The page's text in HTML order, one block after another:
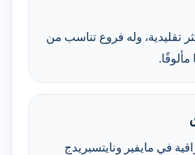
تقليدية، وله فروع تناسب من
مألوفًا.
في مايفير ونايتسبريدج